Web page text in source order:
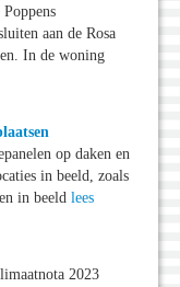
aan de Rosa
In de woning
op daken en
in beeld, zoals
in beeld lees
2023